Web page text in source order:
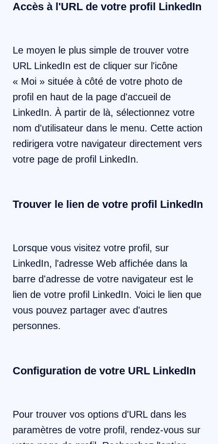
Accès à l'URL de votre profil LinkedIn
Le moyen le plus simple de trouver votre
URL LinkedIn est de cliquer sur l'icône
« Moi » située à côté de votre photo de
profil en haut de la page d'accueil de
LinkedIn. À partir de là, sélectionnez votre
nom d'utilisateur dans le menu. Cette action
redirigera votre navigateur directement vers
votre page de profil LinkedIn.
Trouver le lien de votre profil LinkedIn
Lorsque vous visitez votre profil, sur
LinkedIn, l'adresse Web affichée dans la
barre d'adresse de votre navigateur est le
lien de votre profil LinkedIn. Voici le lien que
vous pouvez partager avec d'autres
personnes.
Configuration de votre URL LinkedIn
Pour trouver vos options d'URL dans les
paramètres de votre profil, rendez-vous sur